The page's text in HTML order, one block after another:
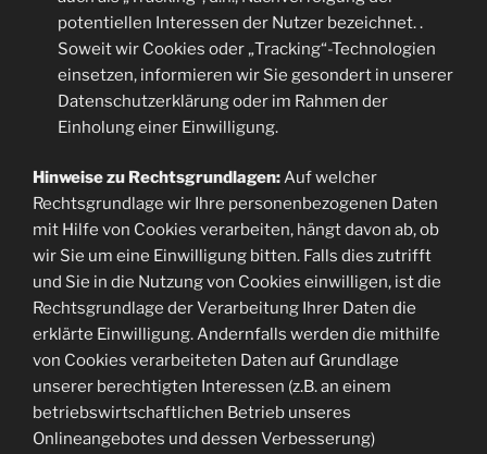
potentiellen Interessen der Nutzer bezeichnet. .
Soweit wir Cookies oder „Tracking“-Technologien
einsetzen, informieren wir Sie gesondert in unserer
Datenschutzerklärung oder im Rahmen der
Einholung einer Einwilligung.
Hinweise zu Rechtsgrundlagen:Auf welcher
Rechtsgrundlage wir Ihre personenbezogenen Daten
mit Hilfe von Cookies verarbeiten, hängt davon ab, ob
wir Sie um eine Einwilligung bitten. Falls dies zutrifft
und Sie in die Nutzung von Cookies einwilligen, ist die
Rechtsgrundlage der Verarbeitung Ihrer Daten die
erklärte Einwilligung. Andernfalls werden die mithilfe
von Cookies verarbeiteten Daten auf Grundlage
unserer berechtigten Interessen (z.B. an einem
betriebswirtschaftlichen Betrieb unseres
Onlineangebotes und dessen Verbesserung)